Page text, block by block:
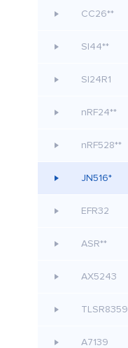
CC26**
SI44**
SI24R1
nRF24**
nRF528**
JN516*
EFR32
ASR**
AX5243
TLSR8359
A7139